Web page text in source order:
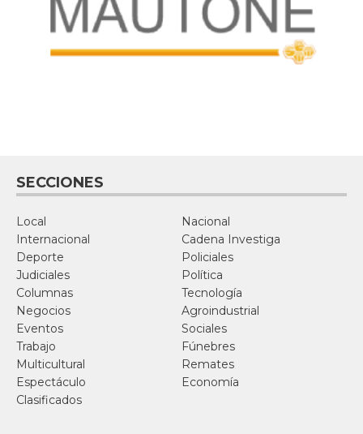
SECCIONES
Local
Nacional
Internacional
Cadena Investiga
Deporte
Policiales
Judiciales
Política
Columnas
Tecnología
Negocios
Agroindustrial
Eventos
Sociales
Trabajo
Fúnebres
Multicultural
Remates
Espectáculo
Economía
Clasificados